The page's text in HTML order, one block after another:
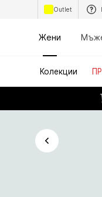
Outlet
Жени
Колекции